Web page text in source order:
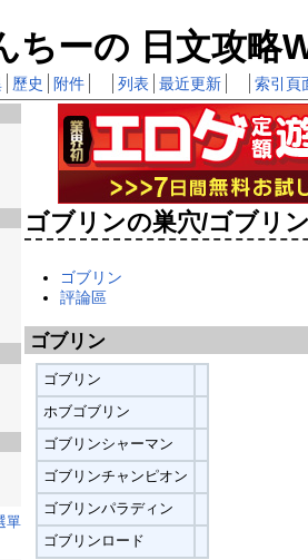
ちーの 日文攻略
歷史 附件 列表 最近更新 索引頁
ゴブリンの巣穴/ゴブリ
ゴブリン
評論區
ゴブリン
ゴブリン
ホブゴブリン
ゴブリンシャーマン
ゴブリンチャンピオン
ゴブリンパラディン
ゴブリンロード
單